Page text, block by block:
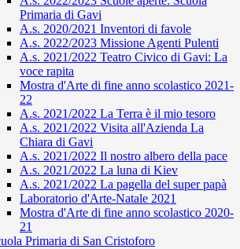
Primaria di Gavi
A.s. 2020/2021 Inventori di favole
A.s. 2022/2023 Missione Agenti Pulenti
A.s. 2021/2022 Teatro Civico di Gavi: La
voce rapita
Mostra d'Arte di fine anno scolastico 2021-
22
A.s. 2021/2022 La Terra è il mio tesoro
A.s. 2021/2022 Visita all'Azienda La
Chiara di Gavi
A.s. 2021/2022 Il nostro albero della pace
A.s. 2021/2022 La luna di Kiev
A.s. 2021/2022 La pagella del super papà
Laboratorio d'Arte-Natale 2021
Mostra d'Arte di fine anno scolastico 2020-
21
Primaria di San Cristoforo